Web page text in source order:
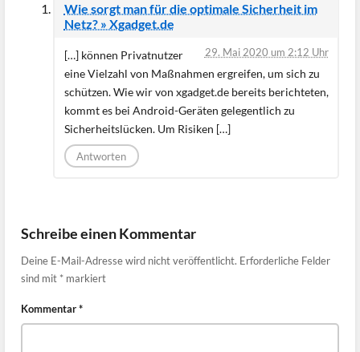
Wie sorgt man für die optimale Sicherheit im
Netz? » Xgadget.de
29. Mai 2020 um 2:12 Uhr
[…] können Privatnutzer
eine Vielzahl von Maßnahmen ergreifen, um sich zu
schützen. Wie wir von xgadget.de bereits berichteten,
kommt es bei Android-Geräten gelegentlich zu
Sicherheitslücken. Um Risiken […]
Antworten
Schreibe einen Kommentar
Deine E-Mail-Adresse wird nicht veröffentlicht. Erforderliche Felder
sind mit * markiert
Kommentar*